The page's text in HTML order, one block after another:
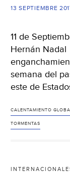
13 SEPTIEMBRE
11 de
Hernán
semana del
este de
CALENTAMIENTO
TORMENTAS